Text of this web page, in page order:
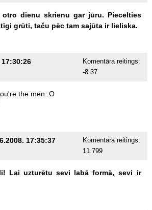
otro dienu skrienu gar jūru. Piecelties
grūti, taču pēc tam sajūta ir lieliska.
17:30:26
Komentāra reitings:
-8.37
the men.:O
17:35:37
Komentāra reitings:
11.799
Lai uzturētu sevi labā formā, sevi
ir